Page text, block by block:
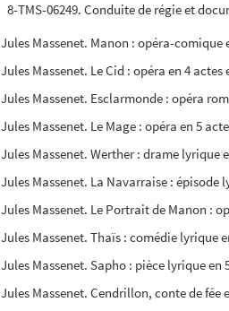
8-TMS-06249. Conduite de régie et
Jules Massenet. Manon : opéra-
Jules Massenet. Le Cid : opéra en 4
Jules Massenet. Esclarmonde : opéra
Jules Massenet. Le Mage : opéra en 5
Jules Massenet. Werther : drame lyrique
Jules Massenet. La Navarraise : épisode
Jules Massenet. Le Portrait de Manon :
Jules Massenet. Thaïs : comédie lyrique
Jules Massenet. Sapho : pièce lyrique
Jules Massenet. Cendrillon, conte de fée